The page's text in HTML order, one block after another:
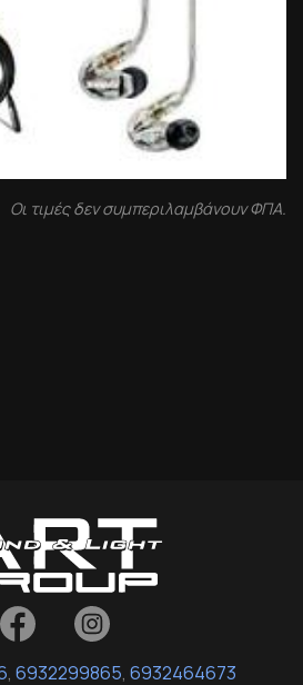
Οι τιμές δεν συμπεριλαμβάνουν ΦΠΑ.
, 6932299865, 6932464673